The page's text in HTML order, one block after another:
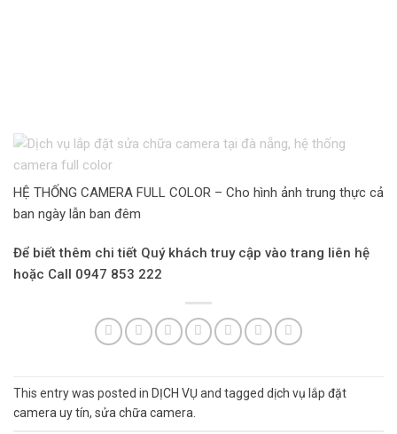
HỆ THỐNG CAMERA FULL COLOR – Cho hình ảnh trung thực cả
ban ngày lẫn ban đêm
Để biết thêm chi tiết Quý khách truy cập vào trang liên hệ
hoặc Call 0947 853 222
This entry was posted in DỊCH VỤand tagged dịch vụ lắp đặt
camera uy tín, sửa chữa camera